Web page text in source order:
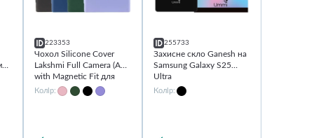
223353
Чохол Silicone Cover
Lakshmi Full Camera (AA)
with Magnetic Fit для
Samsung Galaxy S25
Колір:
255733
Захисне скло Ganesh на
Samsung Galaxy S25
Ultra
Колір: